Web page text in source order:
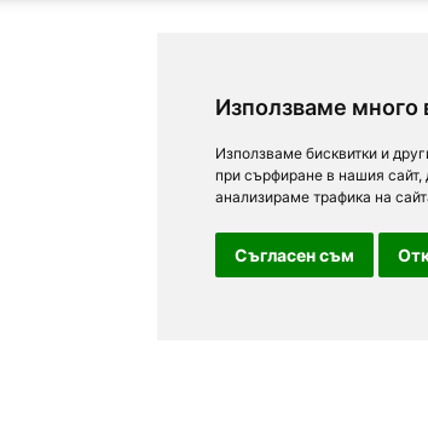
Използваме много
Използваме бисквитки и
при сърфиране в нашия
анализираме трафика на
Съгласен съм